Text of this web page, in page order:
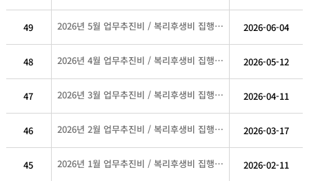
49 2026년 5월 업무추진비 / 복리후생비 집행내역 2026-06-04
48 2026년 4월 업무추진비 / 복리후생비 집행내역 2026-05-12
47 2026년 3월 업무추진비 / 복리후생비 집행내역 2026-04-11
46 2026년 2월 업무추진비 / 복리후생비 집행내역 2026-03-17
45 2026년 1월 업무추진비 / 복리후생비 집행내역 2026-02-11